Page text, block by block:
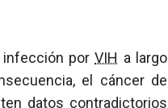
infección porVIH a largo
el cáncer de
datos contradictorios